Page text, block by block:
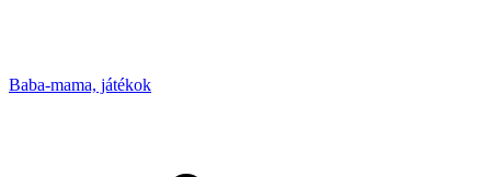
Baba-mama, játékok